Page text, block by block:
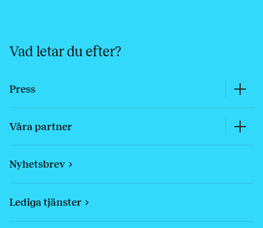
Vad letar du efter?
Press
Våra partner
Nyhetsbrev
Lediga tjänster